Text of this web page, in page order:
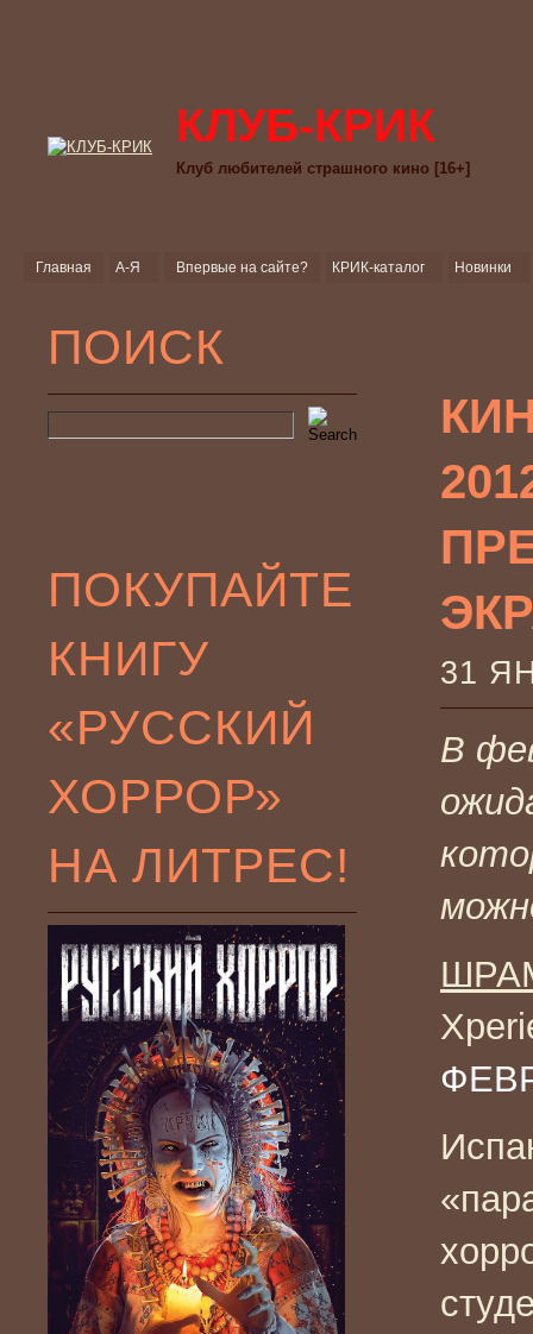
КЛУБ-КРИК
Клуб любителей страшного кино [16+]
Главная А-Я Впервые на сайте? КРИК-каталог Новинки
ПОИСК
ПОКУПАЙТЕ
КНИГУ
«РУССКИЙ
ХОРРОР»
НА ЛИТРЕС!
31
В